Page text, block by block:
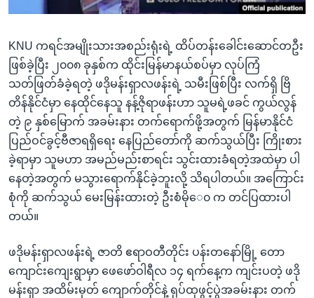
ရန်
ရှာဖွေ
ရန်
နေရာ
သို့
ကျော်
ရန်
ဘာသာစကားများ
KNU ကရင်အမျိုးသားအစည်းရုံးရဲ့ ထိပ်တန်းခေါင်းဆောင်တဦး
ဖြစ်ခဲ့ပြီး ၂၀၀၈ ခုနှစ်က ထိုင်းမြန်မာနယ်စပ်မှာ လုပ်ကြံ
သတ်ဖြတ်ခံခဲ့ရတဲ့ ဖဒိုမန်းရှာလဖန်းရဲ့ သမီးဖြစ်ပြီး လက်ရှိ ဗြိ
တိန်နိုင်ငံမှာ နေထိုင်နေသူ နန့်ဇိုရာဖန်းဟာ သူမရဲ့ဖခင် ကွယ်လွန်
တဲ့ ၉ နှစ်မြောက် အခမ်းနား တက်ရောက်ဖို့အတွက် မြန်မာနိုင်ငံ
ပြည်ဝင်ခွင့်ဗီဇာရရှိရေး နေပြည်တော်ကို ဆက်သွယ်ပြီး ကြိုးစား
ခဲ့ရာမှာ သူမဟာ အမည်မည်းစာရင်း သွင်းထားခံရတဲ့အထဲမှာ ပါ
နေတဲ့အတွက် မသွားရောက်နိုင်ခဲ့ဘူးလို့ သိရပါတယ်။ အကြောင်း
စုံကို ဆက်သွယ် မေးမြန်းထားတဲ့ ဦးစံမိုေ၀ က တင်ပြထားပါ
တယ်။
ဖဒိုမန်းရှာလဖန်းရဲ့ ဇာတိ ဧရာဝတီတိုင်း ပန်းတနော်မြို့ တော
ကျောင်းကျေးရွာမှာ ဖေဖော်ဝါရီလ ၁၄ ရက်နေ့က ကျင်းပတဲ့ ဖဒို
မန်းရှာ အထိမ်းမှတ် ကျောက်တိုင်နဲ့ ရုပ်ထုဖွင့်ပွဲအခမ်းနား တက်